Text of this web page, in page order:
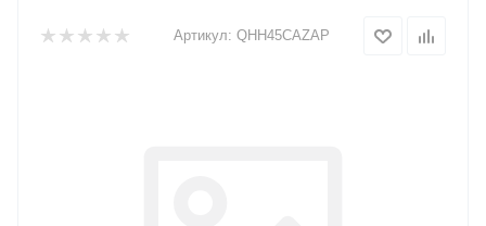
Артикул: QHH45CAZAP